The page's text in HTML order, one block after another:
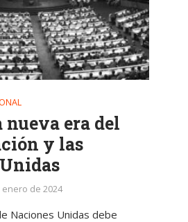
nueva era del
y las
enero de 2024
Naciones Unidas debe